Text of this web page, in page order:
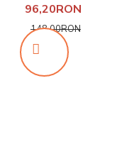
96,20RON
148,00RON